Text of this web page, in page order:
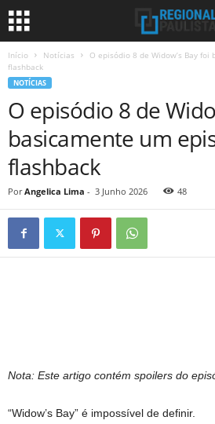
Início Notícias
O episódio 8 de Widow’s Bay
flashback
NOTÍCIAS
O episódio 8 de
basicamente um
flashback
Por Angelica Lima - 3 Junho 2026 48
Nota: Este artigo contém spoilers do
“Widow’s Bay” é impossível de definir.